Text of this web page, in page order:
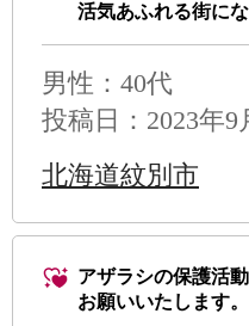
活気あふれる街に
男性 ：40代
投稿日：2023年9
北海道紋別市
アザラシの保護活
お願いいたします。